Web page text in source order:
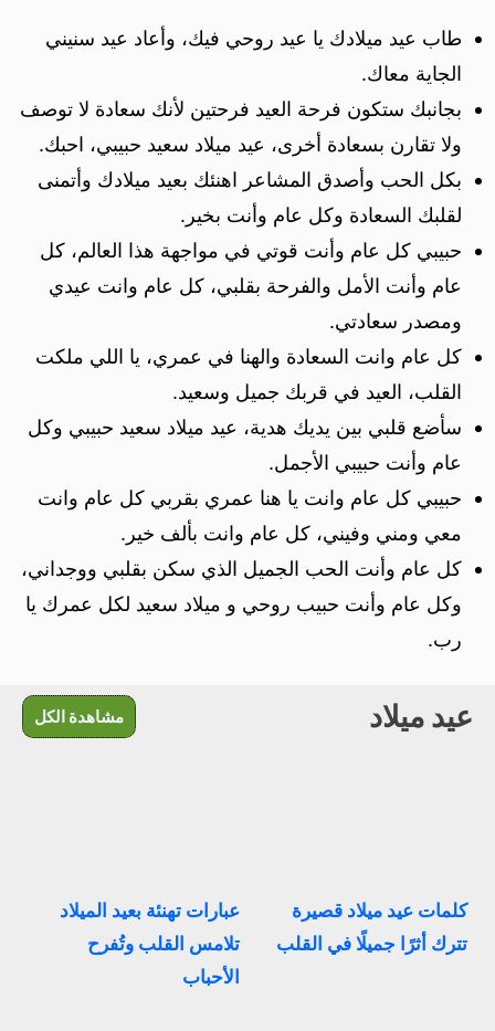
طاب عيد ميلادك يا عيد روحي فيك، وأعاد عيد سنيني
الجاية معاك.
بجانبك ستكون فرحة العيد فرحتين لأنك سعادة لا توصف
ولا تقارن بسعادة أخرى، عيد ميلاد سعيد حبيبي، احبك.
بكل الحب وأصدق المشاعر اهنئك بعيد ميلادك وأتمنى
لقلبك السعادة وكل عام وأنت بخير.
حبيبي كل عام وأنت قوتي في مواجهة هذا العالم، كل
عام وأنت الأمل والفرحة بقلبي، كل عام وانت عيدي
ومصدر سعادتي.
كل عام وانت السعادة والهنا في عمري، يا اللي ملكت
القلب، العيد في قربك جميل وسعيد.
سأضع قلبي بين يديك هدية، عيد ميلاد سعيد حبيبي وكل
عام وأنت حبيبي الأجمل.
حبيبي كل عام وانت يا هنا عمري بقربي كل عام وانت
معي ومني وفيني، كل عام وانت بألف خير.
كل عام وأنت الحب الجميل الذي سكن بقلبي ووجداني،
وكل عام وأنت حبيب روحي و ميلاد سعيد لكل عمرك يا
رب.
عيد ميلاد مشاهدة الكل
كلمات عيد ميلاد قصيرة
تترك أثرًا جميلًا في القلب
عبارات تهنئة بعيد الميلاد
تلامس القلب وتُفرح
الأحباب